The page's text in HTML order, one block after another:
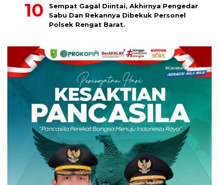
Sempat Gagal Diintai, Akhirnya Pengedar
Sabu Dan Rekannya Dibekuk Personel
Polsek Rengat Barat.